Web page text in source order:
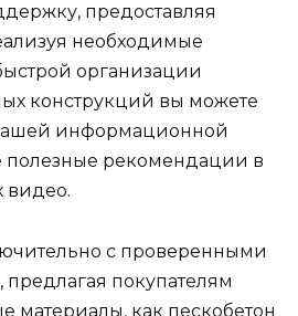
предоставляя
необходимые
организации
конструкций вы можете
информационной
полезные рекомендации в
видео.
с проверенными
покупателям
материалы, как пескобетон